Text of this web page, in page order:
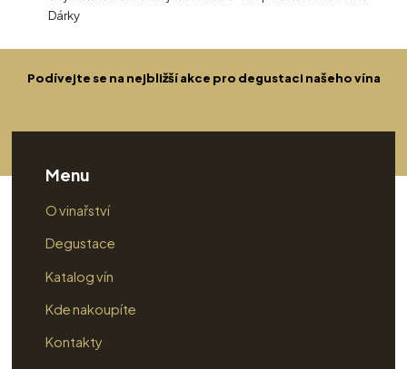
Dárky
Podívejte se na nejbližší akce pro degustaci našeho vína
Menu
O vinařství
Degustace
Katalog vín
Kde nakoupíte
Kontakty